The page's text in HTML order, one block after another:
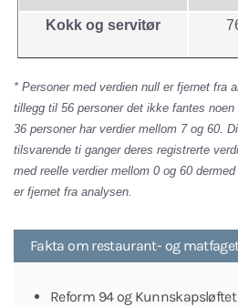
Kokk og servitør
* Personer med verdien null er fjernet fra
tillegg til 56 personer det ikke fantes noen
36 personer har verdier mellom 7 og 60.
tilsvarende ti ganger deres registrerte
med reelle verdier mellom 0 og 60
er fjernet fra analysen.
Fakta om restaurant- og
Reform 94 og